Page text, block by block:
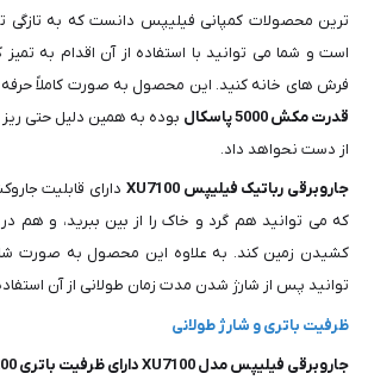
ترین محصولات کمپانی فیلیپس دانست که به تازگی
است و شما می توانید با استفاده از آن اقدام به
فرش های خانه کنید. این محصول به صورت کاملاً
قدرت مکش 5000 پاسکال
بوده به همین دلیل حتی ریز
از دست نحواهد داد.
جاروبرقی رباتیک فیلیپس XU7100
دارای قابلیت
که می توانید هم گرد و خاک را از بین ببرید، و هم
کشیدن زمین کند. به علاوه این محصول به صورت
توانید پس از شارژ شدن مدت زمان طولانی از آن
ظرفیت باتری و شارژ طولانی
جاروبرقی فیلیپس مدل XU7100 دارای ظرفیت باتری 5200 میلی آمپر